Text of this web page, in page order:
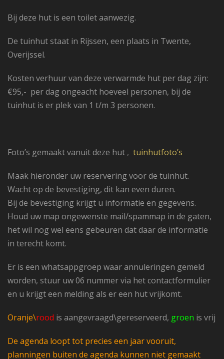
Bij deze hut is een toilet aanwezig.
De tuinhut staat in Rijssen, een plaats in Twente,
Overijssel.
Kosten verhuur van deze verwarmde hut per dag zijn:
€95,- per dag ongeacht hoeveel personen, bij de
tuinhut is er plek van 1 t/m 3 personen.
Foto’s gemaakt vanuit deze hut , tuinhutfoto’s
Maak hieronder uw reservering voor de tuinhut.
Wacht op de bevestiging, dit kan even duren.
Bij de bevestiging krijgt u informatie en gegevens.
Houd uw map ongewenste mail/spammap in de gaten,
het wil nog wel eens gebeuren dat daar de informatie
in terecht komt.
Er is een whatsappgroep waar annuleringen gemeld
worden, stuur uw 06 nummer via het contactformulier
en u krijgt een melding als er een hut vrijkomt.
Oranje\rood is aangevraagd\gereserveerd, groen is vrij
De agenda loopt tot precies een jaar vooruit,
planningen buiten de agenda kunnen niet gemaakt